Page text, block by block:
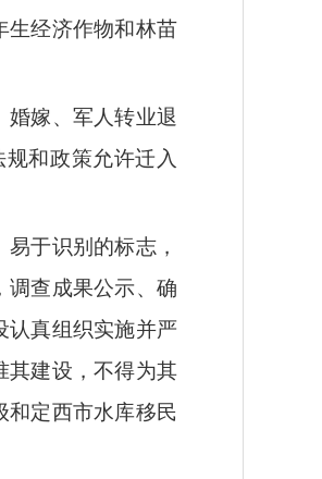
生经济作物和林苗
婚嫁、军人转业退
和政策允许迁入
于识别的标志，
调查成果公示、确
认真组织实施并严
其建设，不得为其
和定西市水库移民